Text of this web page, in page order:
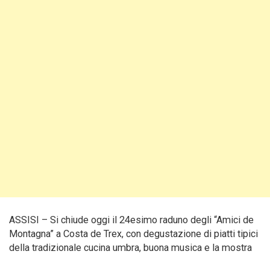
ASSISI – Si chiude oggi il 24esimo raduno degli “Amici de
Montagna” a Costa de Trex, con degustazione di piatti tipici
della tradizionale cucina umbra, buona musica e la mostra